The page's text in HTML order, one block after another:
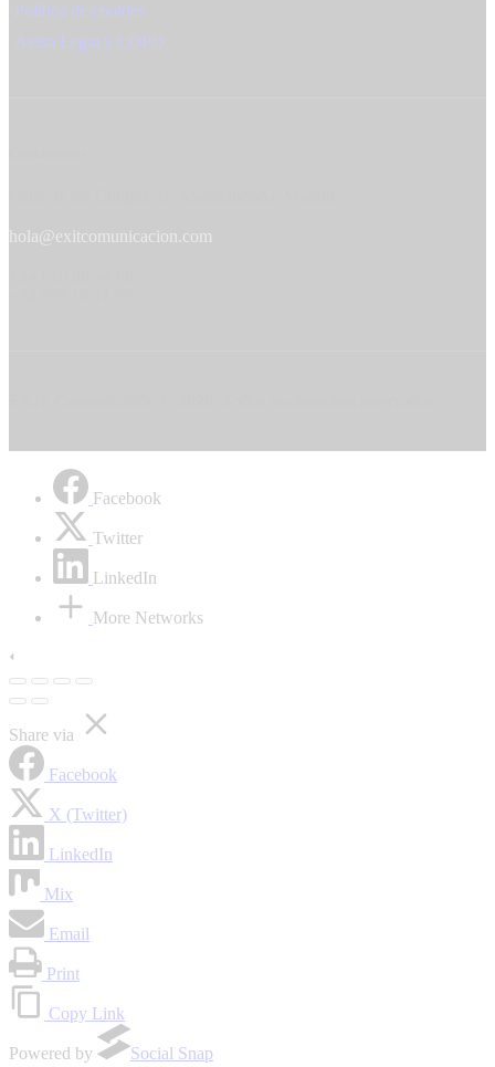
Política de cookies
Aviso Legal y LOPD
hola@exitcomunicacion.com
Facebook
Twitter
LinkedIn
More Networks
Share via
Facebook
X (Twitter)
LinkedIn
Mix
Email
Print
Copy Link
Powered by Social Snap